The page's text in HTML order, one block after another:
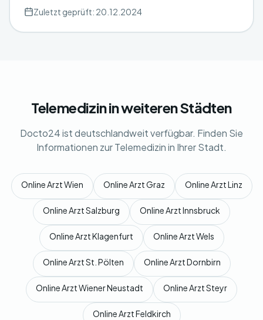
Zuletzt geprüft: 20.12.2024
Telemedizin in weiteren Städten
Docto24 ist deutschlandweit verfügbar. Finden Sie
Informationen zur Telemedizin in Ihrer Stadt.
Online Arzt Wien Online Arzt Graz Online Arzt Linz
Online Arzt Salzburg Online Arzt Innsbruck
Online Arzt Klagenfurt Online Arzt Wels
Online Arzt St. Pölten Online Arzt Dornbirn
Online Arzt Wiener Neustadt Online Arzt Steyr
Online Arzt Feldkirch